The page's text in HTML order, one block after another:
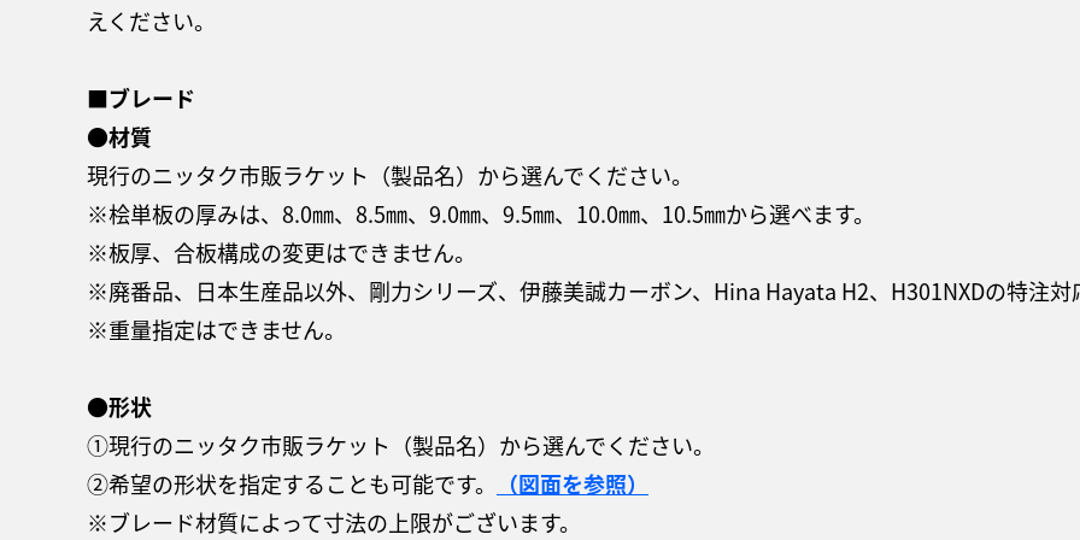
えください。
■ブレード
●材質
現行のニッタク市販ラケット（製品名）から選んでください。
※桧単板の厚みは、8.0㎜、8.5㎜、9.0㎜、9.5㎜、10.0㎜、10.5㎜から選べます。
※板厚、合板構成の変更はできません。
※廃番品、日本生産品以外、剛力シリーズ、伊藤美誠カーボン、Hina Hayata H2、H301NXDの特注対
※重量指定はできません。
●形状
①現行のニッタク市販ラケット（製品名）から選んでください。
②希望の形状を指定することも可能です。
（図面を参照）
※ブレード材質によって寸法の上限がございます。